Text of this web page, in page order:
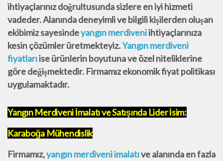
ihtiyaçlarınız doğrultusunda sizlere en iyi hizmeti
vadeder. Alanında deneyimli ve bilgili kişilerden oluşan
ekibimiz sayesindeyangın merdiveniihtiyaçlarınıza
kesin çözümler üretmekteyiz.Yangın merdiveni
fiyatlarıise ürünlerin boyutuna ve özel niteliklerine
göre değişmektedir. Firmamız ekonomik fiyat politikası
uygulamaktadır.
Yangın Merdiveni İmalatı ve Satışında Lider İsim:
Karaboğa Mühendislik
Firmamız,yangın merdiveni imalatıve alanında en fazla